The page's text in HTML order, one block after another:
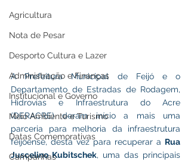
Agricultura
Nota de Pesar
Desporto Cultura e Lazer
Administração e Finanças
Institucional e Governo
Meio Ambiente e Turismo
Datas Comemorativas
Campanhas
A Prefeitura Municipal de Feijó e o
Departamento de Estradas de Rodagem,
Hidrovias e Infraestrutura do Acre
(DERACRE) deram início a mais uma
parceria para melhoria da infraestrutura
feijoense, desta vez para recuperar a Rua
Juscelino Kubitschek, uma das principais